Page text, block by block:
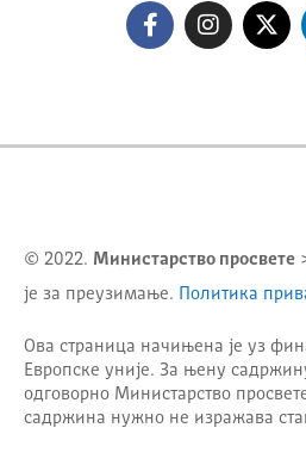
© 2022. Министарство просвете
је за преузимање. Политика
Ова страница начињена је уз
Европске уније. За њену
одговорно Министарство
садржина нужно не изражава